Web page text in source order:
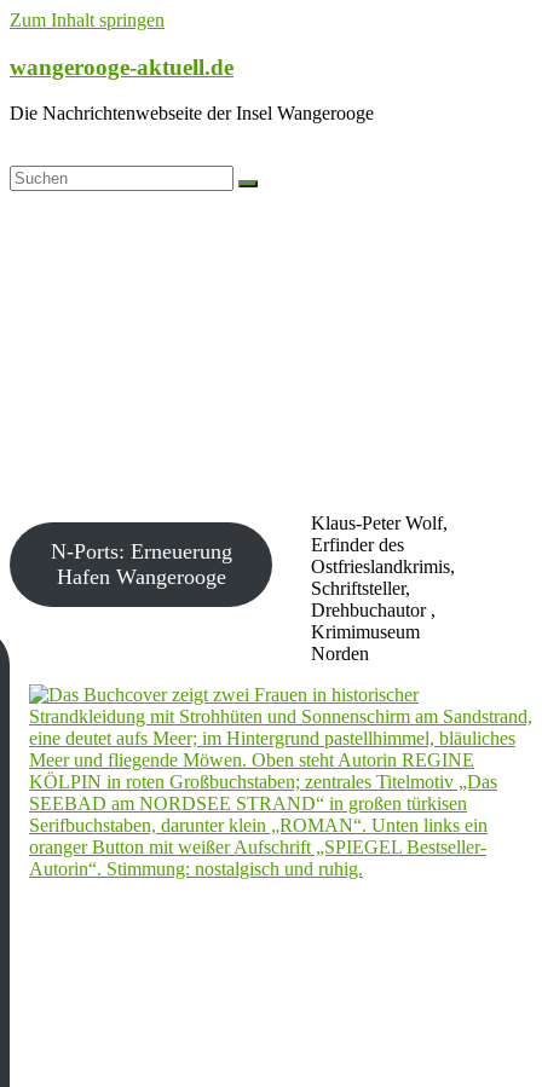
Zum Inhalt springen
wangerooge-aktuell.de
Die Nachrichtenwebseite der Insel Wangerooge
Klaus-Peter Wolf,
Erfinder des
Ostfrieslandkrimis,
Schriftsteller,
Drehbuchautor ,
Krimimuseum
Norden
N-Ports: Erneuerung
Hafen Wangerooge